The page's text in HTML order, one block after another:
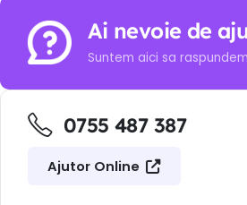
Ai nevoie de
Suntem aici sa
0755 487 387
Ajutor Online